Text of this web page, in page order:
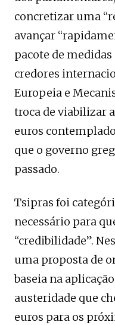
concretizar uma
avançar
pacote de
credores
Europeia e
troca de viabilizar
euros
que o governo
passado.
Tsipras foi
necessário para
“credibilidade”.
uma proposta de
baseia na
austeridade que
euros para os